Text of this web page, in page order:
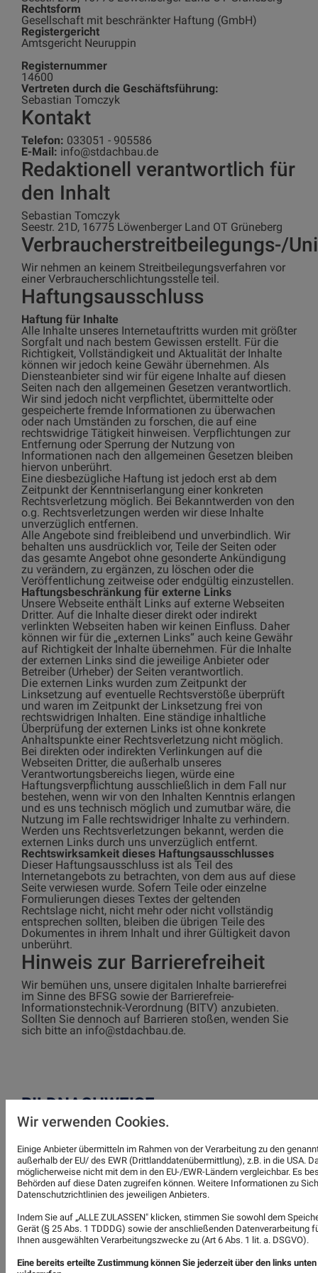
Rechtsform
Gesellschaft mit beschränkter Haftung (GmbH)
Registergericht
Amtsgericht Neuruppin
Registernummer
14600
Vertreten durch die Geschäftsführung:
Sebastian Tomczyk
Kontakt
Telefon: 033051 - 905586
E-Mail: info@stdachbau.de
Redaktionell verantwortlich für
den Inhalt
Sebastian Tomczyk
Seestr. 21D, 16775 Löwenberger Land OT Grüneberg
Verbraucherstreitbeilegungs-/
Wir nehmen an keinem Streitbeilegungsverfahren vor
einer Verbraucherschlichtungsstelle teil.
Haftungsausschluss
Haftung für Inhalte
Alle Inhalte unseres Internetauftritts wurden mit größter
Sorgfalt und nach bestem Gewissen erstellt. Für die
Richtigkeit, Vollständigkeit und Aktualität der Inhalte
können wir jedoch keine Gewähr übernehmen. Als
Diensteanbieter sind wir für eigene Inhalte auf diesen
Seiten nach den allgemeinen Gesetzen verantwortlich.
Wir sind jedoch nicht verpflichtet, übermittelte oder
gespeicherte fremde Informationen zu überwachen
oder nach Umständen zu forschen, die auf eine
rechtswidrige Tätigkeit hinweisen. Verpflichtungen zur
Entfernung oder Sperrung der Nutzung von
Informationen nach den allgemeinen Gesetzen bleiben
hiervon unberührt.
Eine diesbezügliche Haftung ist jedoch erst ab dem
Zeitpunkt der Kenntniserlangung einer konkreten
Rechtsverletzung möglich. Bei Bekanntwerden von den
o.g. Rechtsverletzungen werden wir diese Inhalte
unverzüglich entfernen.
Alle Angebote sind freibleibend und unverbindlich. Wir
behalten uns ausdrücklich vor, Teile der Seiten oder
das gesamte Angebot ohne gesonderte Ankündigung
zu verändern, zu ergänzen, zu löschen oder die
Veröffentlichung zeitweise oder endgültig einzustellen.
Haftungsbeschränkung für externe Links
Unsere Webseite enthält Links auf externe Webseiten
Dritter. Auf die Inhalte dieser direkt oder indirekt
verlinkten Webseiten haben wir keinen Einfluss. Daher
können wir für die „externen Links“ auch keine Gewähr
auf Richtigkeit der Inhalte übernehmen. Für die Inhalte
der externen Links sind die jeweilige Anbieter oder
Betreiber (Urheber) der Seiten verantwortlich.
Die externen Links wurden zum Zeitpunkt der
Linksetzung auf eventuelle Rechtsverstöße überprüft
und waren im Zeitpunkt der Linksetzung frei von
rechtswidrigen Inhalten. Eine ständige inhaltliche
Überprüfung der externen Links ist ohne konkrete
Anhaltspunkte einer Rechtsverletzung nicht möglich.
Bei direkten oder indirekten Verlinkungen auf die
Webseiten Dritter, die außerhalb unseres
Verantwortungsbereichs liegen, würde eine
Haftungsverpflichtung ausschließlich in dem Fall nur
bestehen, wenn wir von den Inhalten Kenntnis erlangen
und es uns technisch möglich und zumutbar wäre, die
Nutzung im Falle rechtswidriger Inhalte zu verhindern.
Werden uns Rechtsverletzungen bekannt, werden die
externen Links durch uns unverzüglich entfernt.
Rechtswirksamkeit dieses Haftungsausschlusses
Dieser Haftungsausschluss ist als Teil des
Internetangebots zu betrachten, von dem aus auf diese
Seite verwiesen wurde. Sofern Teile oder einzelne
Formulierungen dieses Textes der geltenden
Rechtslage nicht, nicht mehr oder nicht vollständig
entsprechen sollten, bleiben die übrigen Teile des
Dokumentes in ihrem Inhalt und ihrer Gültigkeit davon
unberührt.
Hinweis zur Barrierefreiheit
Wir bemühen uns, unsere digitalen Inhalte barrierefrei
im Sinne des BFSG sowie der Barrierefreie-
Informationstechnik-Verordnung (BITV) anzubieten.
Sollten Sie dennoch auf Barrieren stoßen, wenden Sie
sich bitte an info@stdachbau.de.
BILDNACHWEISE
#50263625 / contrastwerkstatt /
stock.adobe.com
#140134236 / Patrick / stock.adobe.com
Wir verwenden Cookies.
Einige Anbieter übermitteln im Rahmen von der Verarbeitung zu den
außerhalb der EU/ des EWR (Drittlanddatenübermittlung), z.B. in die USA.
möglicherweise nicht mit dem in den EU-/EWR-Ländern vergleichbar. Es
Behörden auf diese Daten zugreifen können. Weitere Informationen zu
Datenschutzrichtlinien des jeweiligen Anbieters.
Indem Sie auf „ALLE ZULASSEN" klicken, stimmen Sie sowohl dem
Gerät (§ 25 Abs. 1 TDDDG) sowie der anschließenden Datenverarbeitung
Ihnen ausgewählten Verarbeitungszwecke zu (Art 6 Abs. 1 lit. a. DSGVO).
Eine bereits erteilte Zustimmung können Sie jederzeit über den links